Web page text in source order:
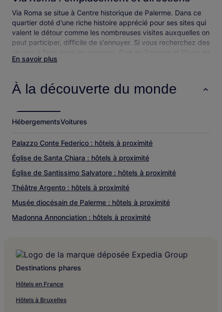
Via Roma se situe à Centre historique de Palerme. Dans ce
quartier doté d'une riche histoire apprécié pour ses sites qui
valent le détour comme les nombreuses visites auxquelles on
peut participer, difficile de s'ennuyer. Si vous recherchez des
Mondello valent le coup d’œil.
Via Roma : les choses à voir et activités à
proximité
Via Roma : les choses à voir à proximité
Église Santi Pietro e Paolo
Église Sainte-Croix
Théâtre Biondo Stabile
Via Lincoln
Marché de La Vucciria
En savoir plus
À la découverte du monde
HébergementsVoitures
Palazzo Conte Federico : hôtels à proximité
Église de Santa Chiara : hôtels à proximité
Église de Santissimo Salvatore : hôtels à proximité
Théâtre Argento : hôtels à proximité
Musée diocésain de Palerme : hôtels à proximité
Madonna Annonciation : hôtels à proximité
Oratorio di San Lorenzo : hôtels à proximité
Destinations phares
Hôtels en France
Hôtels à Bruxelles